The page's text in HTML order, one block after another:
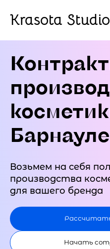
Krasota Studio
Барнауле
Возьмем на себя
производства
для вашего бренда
Начать